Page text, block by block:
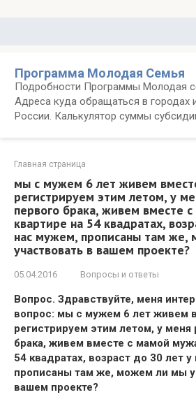
Программа Молодая Семья
Подробности Программы Молодая
Адреса куда обращаться в городах
России. Калькулятор суммы
Главная страница
мы с мужем 6 лет живем
регистрируем этим летом, у
первого брака, живем вместе
квартире на 54 квадратах,
нас мужем, прописаны там
участвовать в вашем проекте?
05.04.2016 Вопросы и ответы
Вопрос. Здравствуйте, меня
вопрос: мы с мужем 6 лет живем
регистрируем этим летом, у меня
брака, живем вместе с мамой
54 квадратах, возраст до 30 лет
прописаны там же, можем ли мы
вашем проекте?